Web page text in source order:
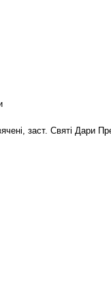
заст. Святі Дари